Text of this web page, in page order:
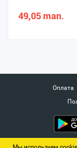
49,05 man.
Оплата